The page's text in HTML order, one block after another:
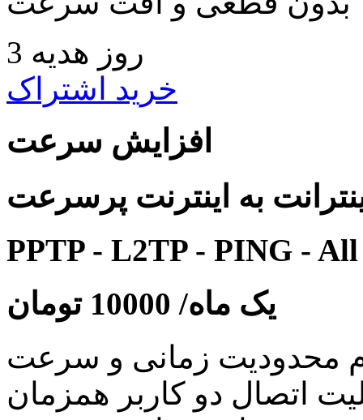
3 روز هدیه
خرید اشتراک
افزایش سرعت
به اینترنت پرسرعت
PPTP - L2TP - PING -
یک ماه/ 10000 تومان
محدودیت زمانی و سرعت
اتصال دو کاربر همزمان